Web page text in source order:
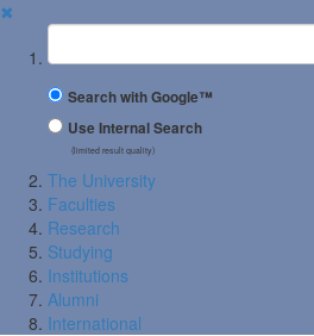
✖
Suchbegriff
Search with Google™
Use Internal Search
(limited result quality)
The University
Faculties
Research
Studying
Institutions
Alumni
International